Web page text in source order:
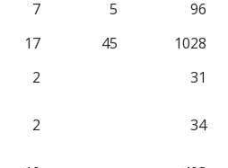
7 5
96
17 45
1028
2
31
2 34